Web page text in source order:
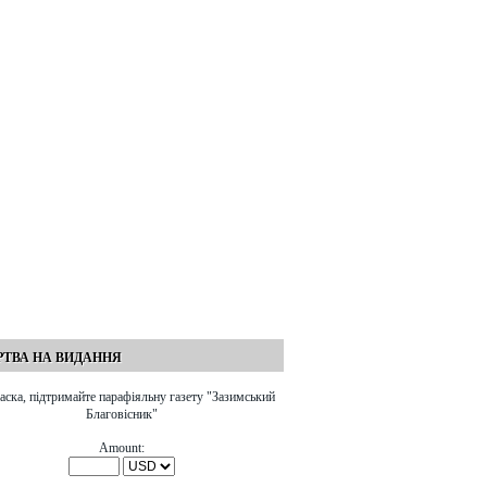
НА ВИДАННЯ
підтримайте парафіяльну газету "Зазимський
Благовісник"
Amount: